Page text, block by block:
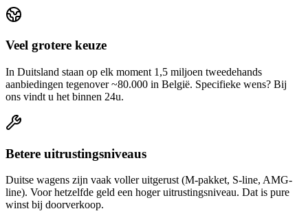
Veel grotere keuze
In Duitsland staan op elk moment 1,5 miljoen tweedehands
aanbiedingen tegenover ~80.000 in België. Specifieke wens? Bij
ons vindt u het binnen 24u.
Betere uitrustingsniveaus
Duitse wagens zijn vaak voller uitgerust (M-pakket, S-line, AMG-
line). Voor hetzelfde geld een hoger uitrustingsniveau. Dat is pure
winst bij doorverkoop.